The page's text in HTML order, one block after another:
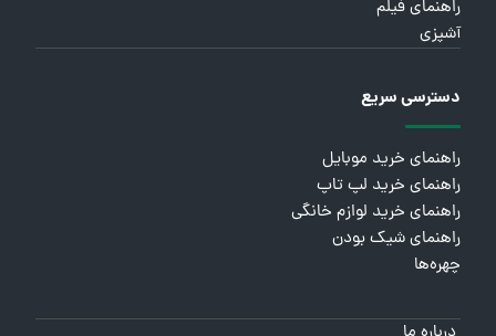
راهنمای فیلم
آشپزی
دسترسی سریع
راهنمای خرید موبایل
راهنمای خرید لپ تاپ
راهنمای خرید لوازم خانگی
راهنمای شیک بودن
چهره‌ها